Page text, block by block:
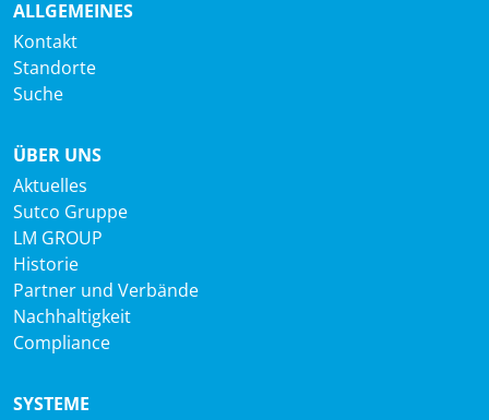
ALLGEMEINES
Kontakt
Standorte
Suche
ÜBER UNS
Aktuelles
Sutco Gruppe
LM GROUP
Historie
Partner und Verbände
Nachhaltigkeit
Compliance
SYSTEME